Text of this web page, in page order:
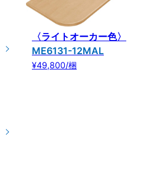
〈ライトオーカー色〉
ME6131-12MAL
¥49,800/梱